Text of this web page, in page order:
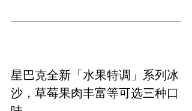
星巴克全新「水果特调」系列冰
沙，草莓果肉丰富等可选三种口